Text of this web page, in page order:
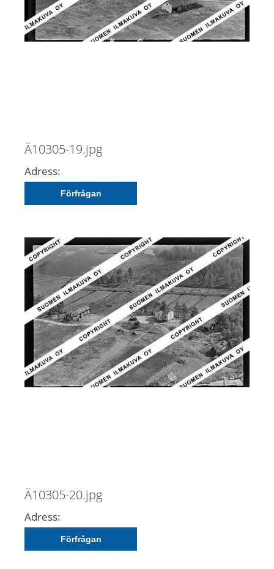
Ä10305-19.jpg
Adress:
Förfrågan
Ä10305-20.jpg
Adress:
Förfrågan